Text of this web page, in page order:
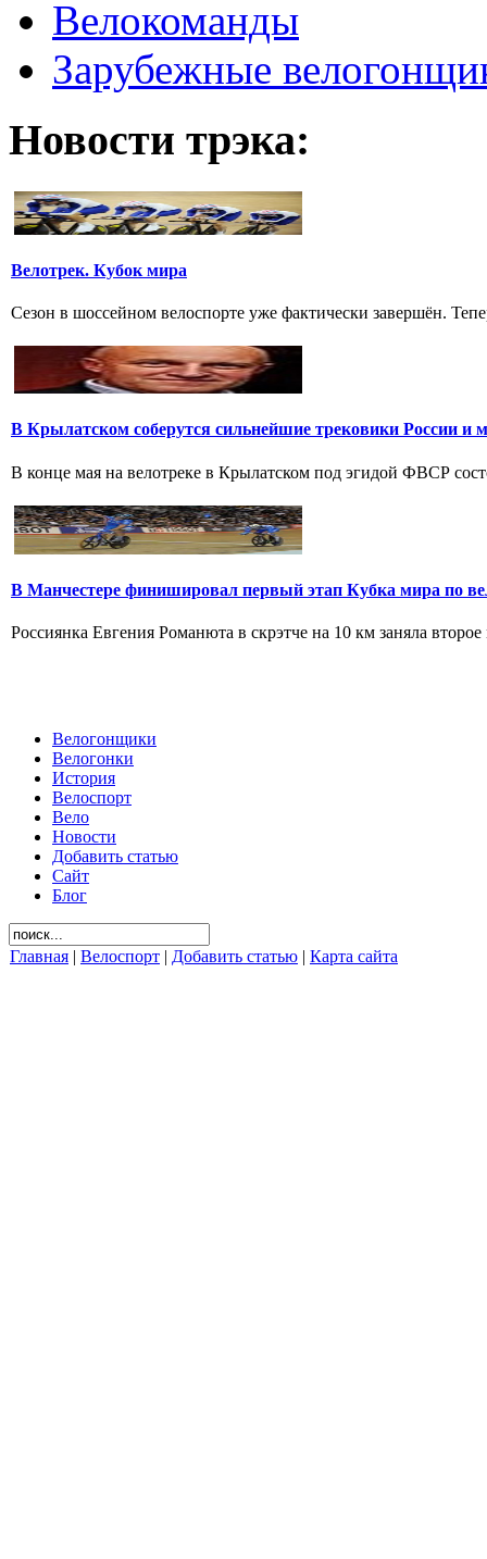
Велокоманды
Зарубежные
Новости трэка:
Велотрек. Кубок мира
Сезон в шоссейном велоспорте уже фактически завершён.
В Крылатском соберутся сильнейшие трековики России и
В конце мая на велотреке в Крылатском под эгидой ФВСР
В Манчестере финишировал первый этап Кубка мира по
Россиянка Евгения Романюта в скрэтче на 10 км заняла
Велогонщики
Велогонки
История
Велоспорт
Вело
Новости
Добавить статью
Сайт
Блог
Главная | Велоспорт | Добавить статью | Карта сайта